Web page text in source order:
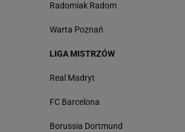
Radomiak Radom
Warta Poznań
LIGA MISTRZÓW
Real Madryt
FC Barcelona
Borussia Dortmund